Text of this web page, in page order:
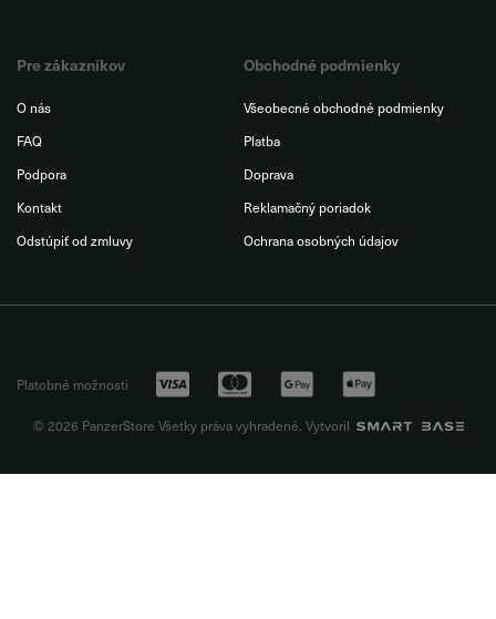
Pre zákazníkov
O nás
FAQ
Podpora
Kontakt
Odstúpiť od zmluvy
Obchodné podmienky
Všeobecné obchodné podmienky
Platba
Doprava
Reklamačný poriadok
Ochrana osobných údajov
© 2026 PanzerStore Všetky práva vyhradené. Vytvoril
Platobné možnosti